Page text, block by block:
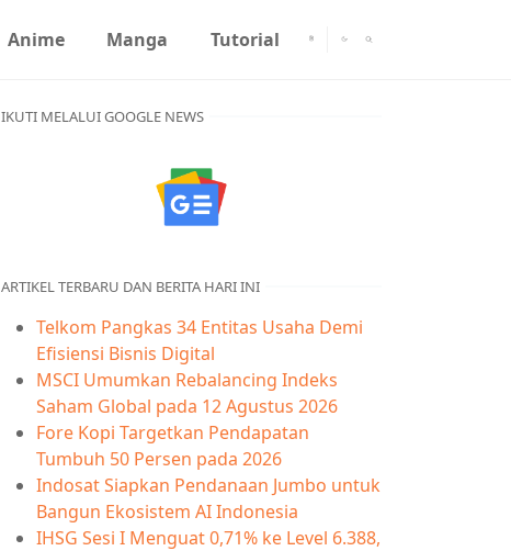
Anime Manga Tutorial
IKUTI MELALUI GOOGLE NEWS
ARTIKEL TERBARU DAN BERITA HARI INI
Telkom Pangkas 34 Entitas Usaha Demi
Efisiensi Bisnis Digital
MSCI Umumkan Rebalancing Indeks
Saham Global pada 12 Agustus 2026
Fore Kopi Targetkan Pendapatan
Tumbuh 50 Persen pada 2026
Indosat Siapkan Pendanaan Jumbo untuk
Bangun Ekosistem AI Indonesia
IHSG Sesi I Menguat 0,71% ke Level 6.388,